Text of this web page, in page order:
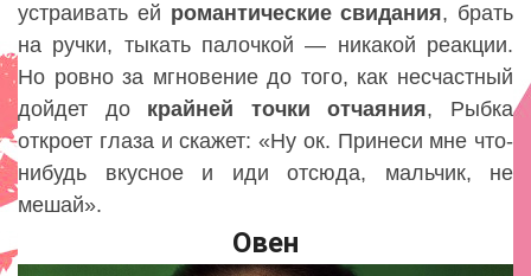
устраивать ей романтические свидания, брать
на ручки, тыкать палочкой — никакой реакции.
Но ровно за мгновение до того, как несчастный
дойдет до крайней точки отчаяния, Рыбка
откроет глаза и скажет: «Ну ок. Принеси мне что-
нибудь вкусное и иди отсюда, мальчик, не
мешай».
Овен